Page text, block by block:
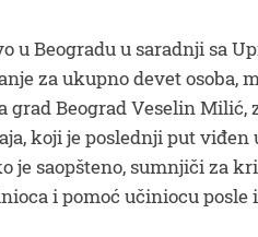
u Beogradu u saradnji sa
za ukupno devet osoba,
grad Beograd Veselin
koji je poslednji put viđen
je saopšteno, sumnjiči za
i pomoć učiniocu